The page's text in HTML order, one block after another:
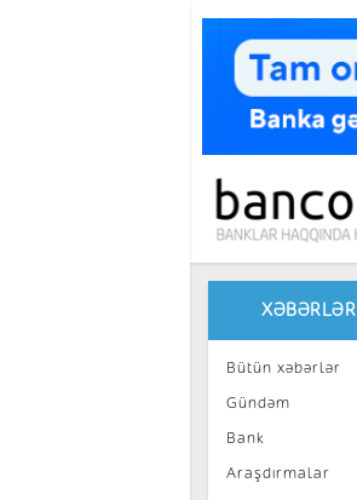
XƏBƏRLƏR
Bütün xəbərlər
Gündəm
Bank
Araşdırmalar